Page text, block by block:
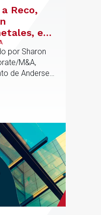
Reco,
en
por Sharon
M&A,
de Andersen